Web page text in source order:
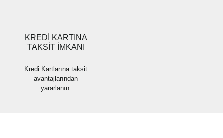
KREDİ KARTINA
TAKSİT İMKANI
Kredi Kartlarına taksit
avantajlarından
yararlanın.